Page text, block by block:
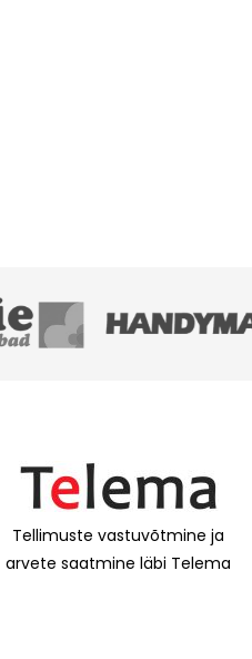
Tellimuste vastuvõtmine ja
arvete saatmine läbi Telema